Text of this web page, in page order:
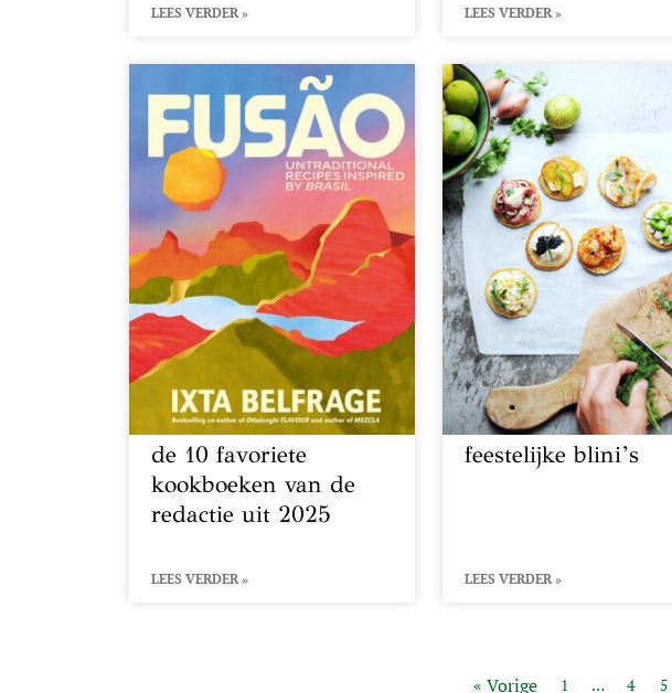
LEES VERDER » LEES VERDER »
de 10 favoriete
kookboeken van de
redactie uit 2025
LEES VERDER »
feestelijke blini’s
LEES VERDER »
« Vorige 1 … 4 5